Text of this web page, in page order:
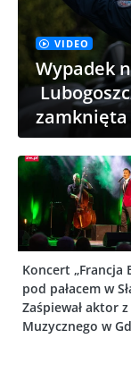
VIDEO
Wypadek
zamknięta
Koncert „Francja
pod pałacem w
Zaśpiewał aktor
Muzycznego w